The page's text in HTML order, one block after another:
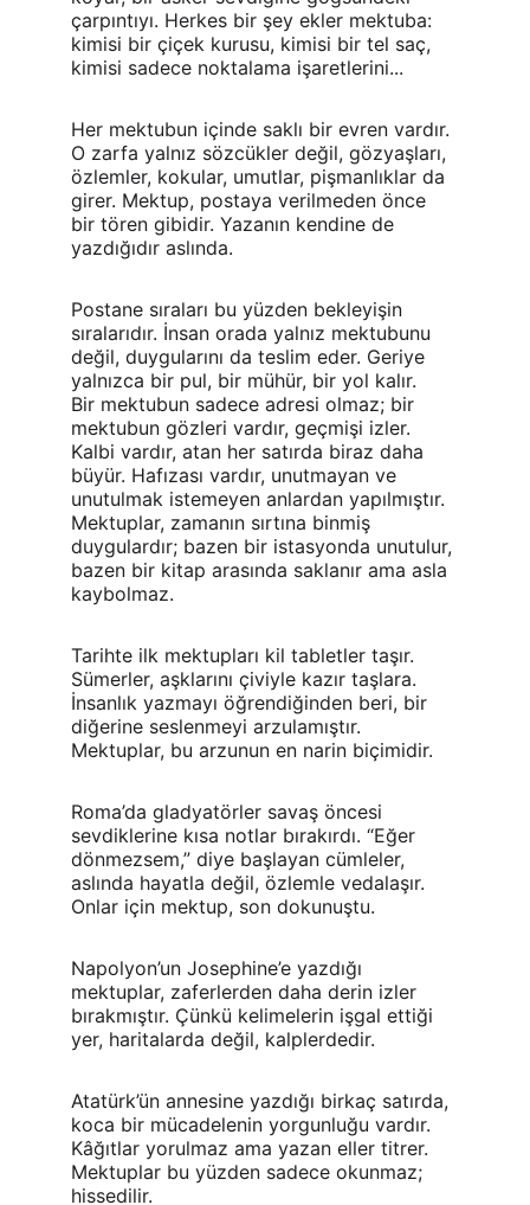
çarpıntıyı. Herkes bir şey ekler mektuba:
kimisi bir çiçek kurusu, kimisi bir tel saç,
kimisi sadece noktalama işaretlerini...
Her mektubun içinde saklı bir evren vardır.
O zarfa yalnız sözcükler değil, gözyaşları,
özlemler, kokular, umutlar, pişmanlıklar da
girer. Mektup, postaya verilmeden önce
bir tören gibidir. Yazanın kendine de
yazdığıdır aslında.
Postane sıraları bu yüzden bekleyişin
sıralarıdır. İnsan orada yalnız mektubunu
değil, duygularını da teslim eder. Geriye
yalnızca bir pul, bir mühür, bir yol kalır.
Bir mektubun sadece adresi olmaz; bir
mektubun gözleri vardır, geçmişi izler.
Kalbi vardır, atan her satırda biraz daha
büyür. Hafızası vardır, unutmayan ve
unutulmak istemeyen anlardan yapılmıştır.
Mektuplar, zamanın sırtına binmiş
duygulardır; bazen bir istasyonda unutulur,
bazen bir kitap arasında saklanır ama asla
kaybolmaz.
Tarihte ilk mektupları kil tabletler taşır.
Sümerler, aşklarını çiviyle kazır taşlara.
İnsanlık yazmayı öğrendiğinden beri, bir
diğerine seslenmeyi arzulamıştır.
Mektuplar, bu arzunun en narin biçimidir.
Roma’da gladyatörler savaş öncesi
sevdiklerine kısa notlar bırakırdı. “Eğer
dönmezsem,” diye başlayan cümleler,
aslında hayatla değil, özlemle vedalaşır.
Onlar için mektup, son dokunuştu.
Napolyon’un Josephine’e yazdığı
mektuplar, zaferlerden daha derin izler
bırakmıştır. Çünkü kelimelerin işgal ettiği
yer, haritalarda değil, kalplerdedir.
Atatürk’ün annesine yazdığı birkaç satırda,
koca bir mücadelenin yorgunluğu vardır.
Kâğıtlar yorulmaz ama yazan eller titrer.
Mektuplar bu yüzden sadece okunmaz;
hissedilir.